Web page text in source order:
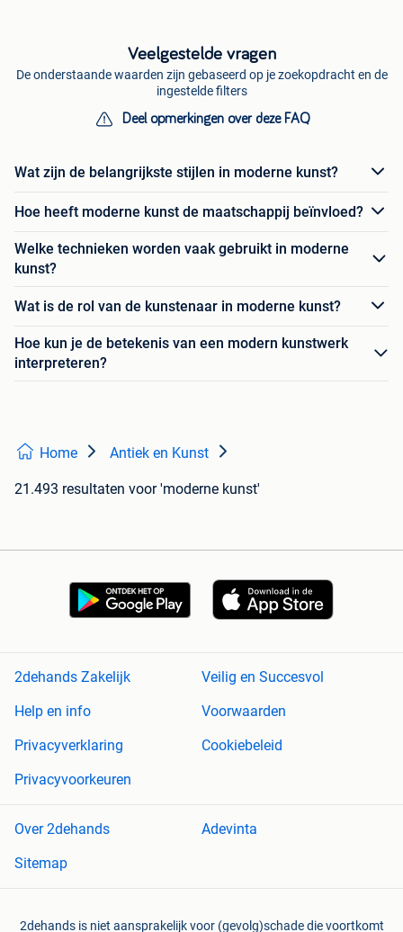
Veelgestelde vragen
De onderstaande waarden zijn gebaseerd op je zoekopdracht en de
ingestelde filters
Deel opmerkingen over deze FAQ
Wat zijn de belangrijkste stijlen in moderne kunst?
Hoe heeft moderne kunst de maatschappij beïnvloed?
Welke technieken worden vaak gebruikt in moderne
kunst?
Wat is de rol van de kunstenaar in moderne kunst?
Hoe kun je de betekenis van een modern kunstwerk
interpreteren?
Home Antiek en Kunst
21.493 resultaten voor 'moderne kunst'
2dehands Zakelijk
Veilig en Succesvol
Help en info
Voorwaarden
Privacyverklaring
Cookiebeleid
Privacyvoorkeuren
Over 2dehands
Adevinta
Sitemap
2dehands is niet aansprakelijk voor (gevolg)schade die voortkomt